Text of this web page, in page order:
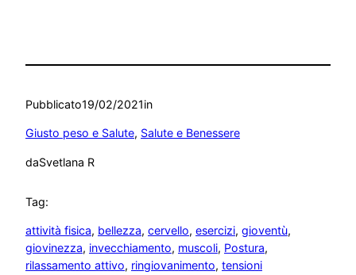
Pubblicato19/02/2021in
Giusto peso e Salute, Salute e Benessere
daSvetlana R
Tag:
attività fisica, bellezza, cervello, esercizi, gioventù
giovinezza, invecchiamento, muscoli, Postura
rilassamento attivo, ringiovanimento, tensioni